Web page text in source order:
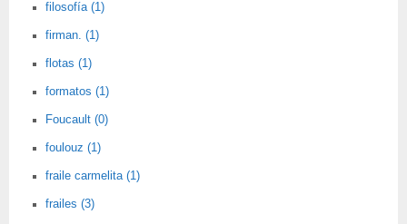
filosofía (1)
firman. (1)
flotas (1)
formatos (1)
Foucault (0)
foulouz (1)
fraile carmelita (1)
frailes (3)